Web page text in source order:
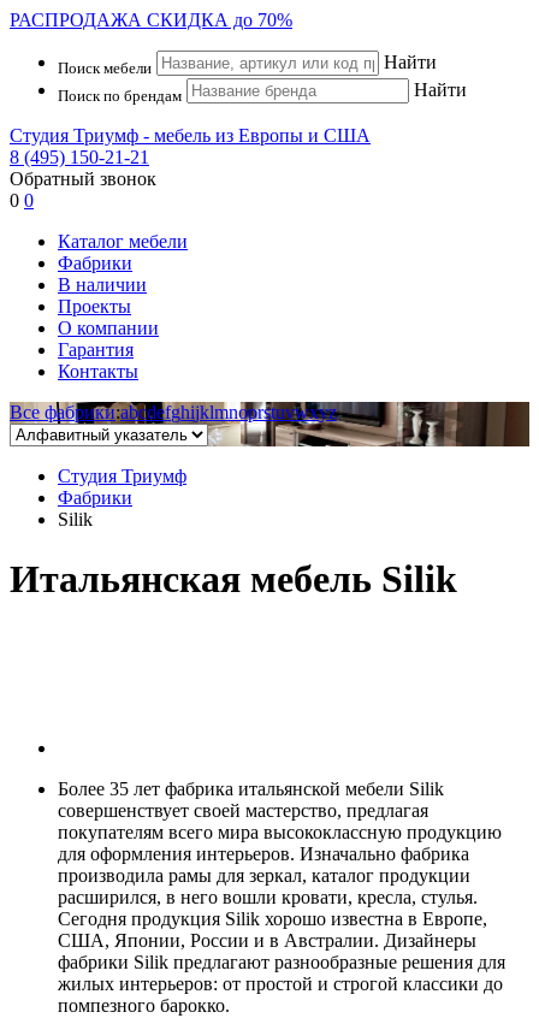
РАСПРОДАЖА СКИДКА до 70%
Поиск мебели Найти
Поиск по брендам Найти
Студия Триумф - мебель из Европы и США
8 (495) 150-21-21
Обратный звонок
0 0
Каталог мебели
Фабрики
В наличии
Проекты
О компании
Гарантия
Контакты
Все фабрики:abcdefghijklmnoprstuvwxyz
Студия Триумф
Фабрики
Silik
Итальянская мебель Silik
Более 35 лет фабрика итальянской мебели Silik
совершенствует своей мастерство, предлагая
покупателям всего мира высококлассную продукцию
для оформления интерьеров. Изначально фабрика
производила рамы для зеркал, каталог продукции
расширился, в него вошли кровати, кресла, стулья.
Сегодня продукция Silik хорошо известна в Европе,
США, Японии, России и в Австралии. Дизайнеры
фабрики Silik предлагают разнообразные решения для
жилых интерьеров: от простой и строгой классики до
помпезного барокко.